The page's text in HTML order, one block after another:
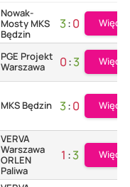
Nowak-
Mosty MKS
Będzin
3:0 Więcej
PGE Projekt
Warszawa
0:3 Więcej
MKS Będzin 3:0 Więcej
VERVA
Warszawa
ORLEN
Paliwa
1 :3 Więcej